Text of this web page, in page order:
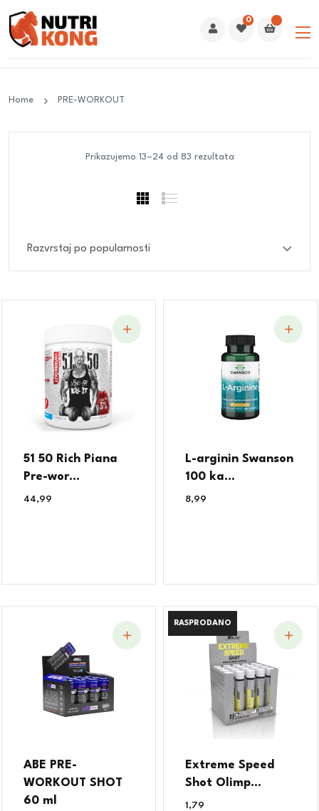
0
Home PRE-WORKOUT
Prikazujemo 13–24 od 83 rezultata
51 50 Rich Piana
Pre-wor...
44,99
L-arginin Swanson
100 ka...
8,99
ABE PRE-
WORKOUT SHOT
60 ml
RASPRODANO
RASPRODANO
Extreme Speed
Shot Olimp...
1,79